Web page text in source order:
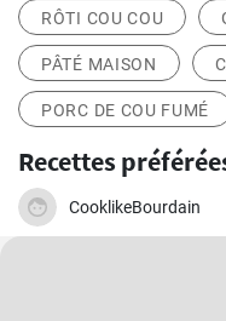
RÔTI COU COU
PÂTÉ MAISON
PORC DE COU FUMÉ
Recettes
CooklikeBourdain